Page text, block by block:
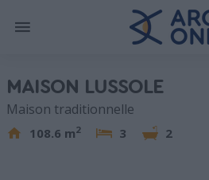
MAISON LUSSOLE
Maison traditionnelle
108.6 m2 3 2